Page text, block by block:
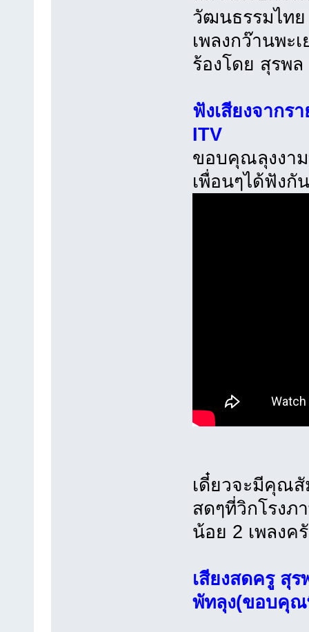
วัฒนธรรมไท
เพลงกว๊านพะ
ร้องโดย สุรพ
ฟังเสียงจากร
ITV
ขอบคุณลุงงาม
เพื่อนๆได้ฟังกัน
เดี๋ยวจะมีคุณสั
สดๆที่วิกโรงภ
น้อย 2 เพลงค
เสียงสดครู สุ
พัทลุง(ขอบคุ